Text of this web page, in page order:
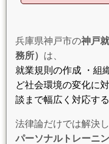
兵庫県神戸市の神戸
務所） は、
就業規則の作成 ・組
ど社会環境の変化に
談まで幅広く対応する
法律論だけでは解決
パーソナルトレーニ